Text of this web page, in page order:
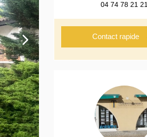
04 74 78 21 21
Contact rapide